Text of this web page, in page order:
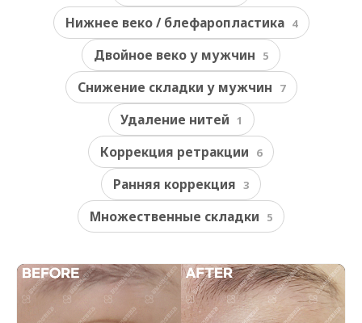
Нижнее веко / блефаропластика 4
Двойное веко у мужчин 5
Снижение складки у мужчин 7
Удаление нитей 1
Коррекция ретракции 6
Ранняя коррекция 3
Множественные складки 5